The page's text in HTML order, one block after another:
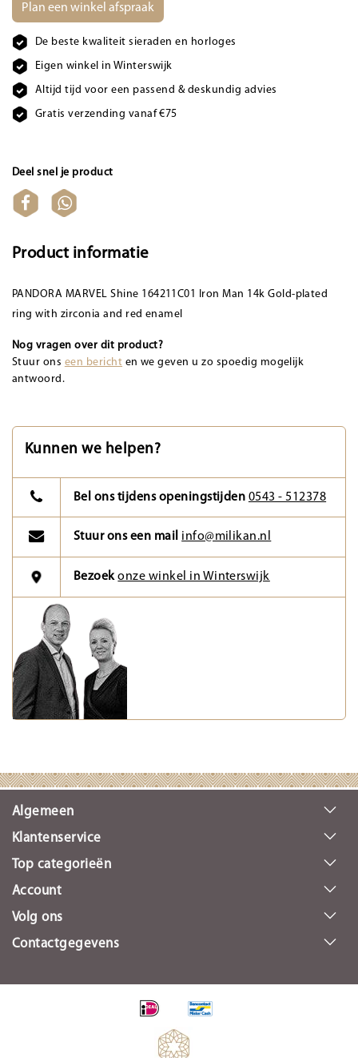
Plan een winkel afspraak
De beste kwaliteit sieraden en horloges
Eigen winkel in Winterswijk
Altijd tijd voor een passend & deskundig advies
Gratis verzending vanaf €75
Deel snel je product
Product informatie
PANDORA MARVEL Shine 164211C01 Iron Man 14k Gold-plated
ring with zirconia and red enamel
Nog vragen over dit product?
Stuur ons een bericht en we geven u zo spoedig mogelijk
antwoord.
Kunnen we helpen?
Bel ons tijdens openingstijden 0543 - 512378
Stuur ons een mail info@milikan.nl
Bezoekonze winkel in Winterswijk
Algemeen
Klantenservice
Top categorieën
Account
Volg ons
Contactgegevens